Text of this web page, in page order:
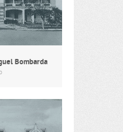
Bombarda